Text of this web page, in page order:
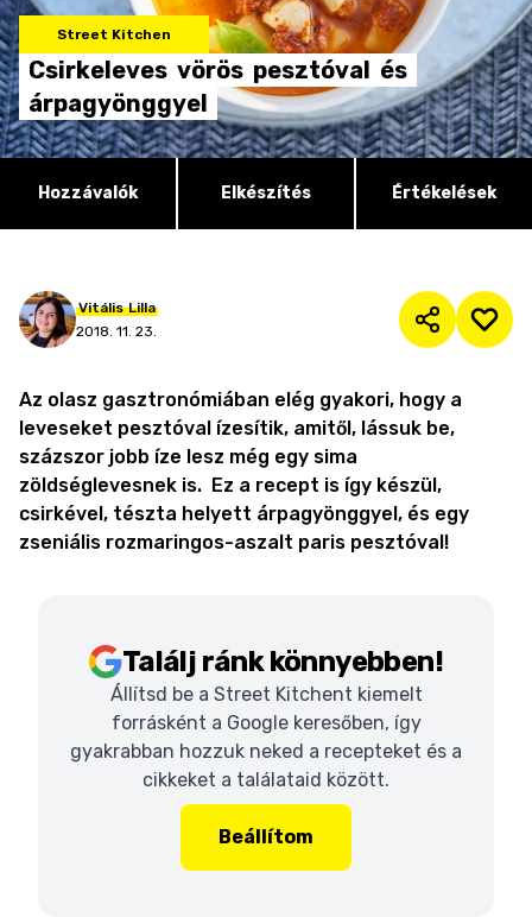
Street Kitchen
Csirkeleves vörös pesztóval és
árpagyönggyel
Hozzávalók Elkészítés Értékelések
Vitális Lilla
2018. 11. 23.
Az olasz gasztronómiában elég gyakori, hogy a
leveseket pesztóval ízesítik, amitől, lássuk be,
százszor jobb íze lesz még egy sima
zöldséglevesnek is. Ez a recept is így készül,
csirkével, tészta helyett árpagyönggyel, és egy
zseniális rozmaringos-aszalt paris pesztóval!
Találj ránk könnyebben!
Állítsd be a Street Kitchent kiemelt
forrásként a Google keresőben, így
gyakrabban hozzuk neked a recepteket és a
cikkeket a találataid között.
Beállítom